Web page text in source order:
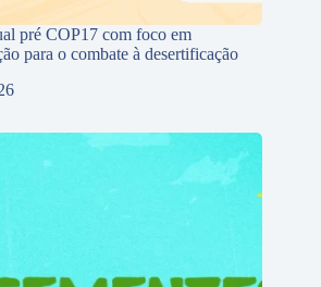
pré COP17 com foco em
para o combate à desertificação